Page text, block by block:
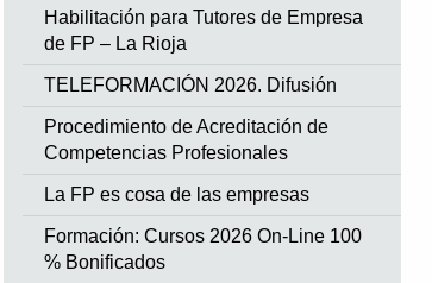
Habilitación para Tutores de Empresa
de FP – La Rioja
TELEFORMACIÓN 2026. Difusión
Procedimiento de Acreditación de
Competencias Profesionales
La FP es cosa de las empresas
Formación: Cursos 2026 On-Line 100
% Bonificados